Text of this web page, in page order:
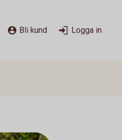
Bli kund Logga in